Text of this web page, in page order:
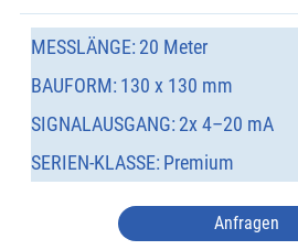
MESSLÄNGE: 20 Meter
BAUFORM: 130 x 130 mm
SIGNALAUSGANG: 2x 4–20 mA
SERIEN-KLASSE: Premium
Anfragen